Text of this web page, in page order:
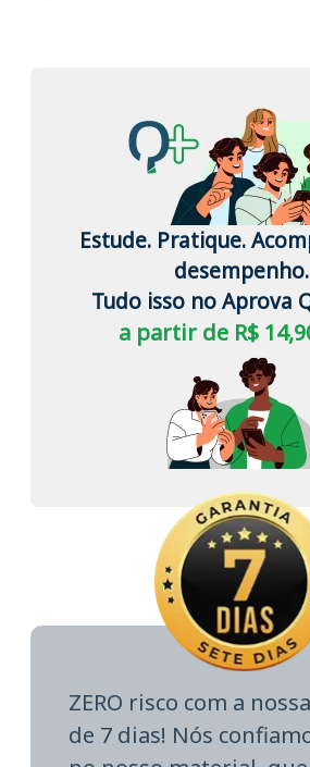
Estude. Pratique.
desempenho.
Tudo isso no Aprova
a partir de R$
ZERO risco com a
de 7 dias! Nós